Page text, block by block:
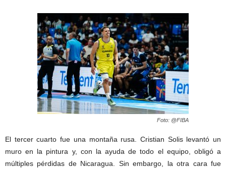
Foto: @FIBA
El tercer cuarto fue una montaña rusa. Cristian Solis levantó un
muro en la pintura y, con la ayuda de todo el equipo, obligó a
múltiples pérdidas de Nicaragua. Sin embargo, la otra cara fue